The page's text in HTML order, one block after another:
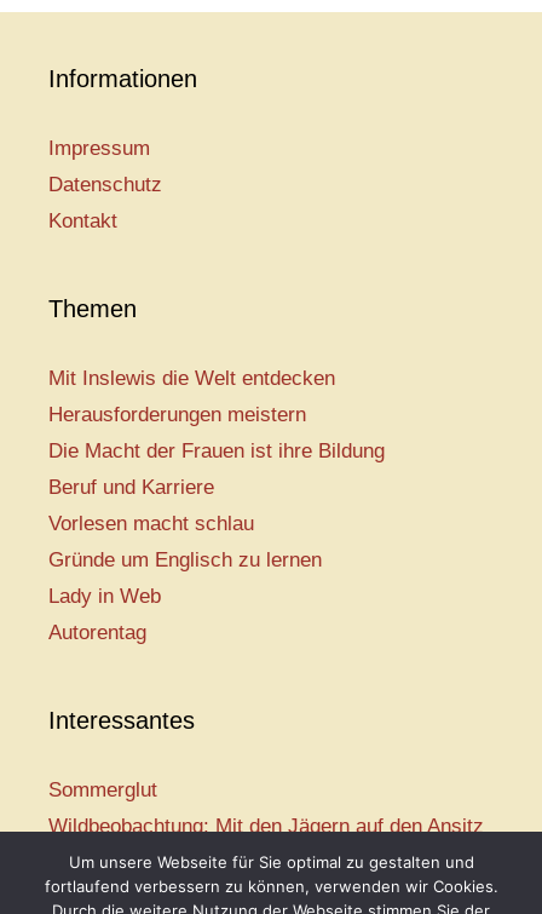
Informationen
Impressum
Datenschutz
Kontakt
Themen
Mit Inslewis die Welt entdecken
Herausforderungen meistern
Die Macht der Frauen ist ihre Bildung
Beruf und Karriere
Vorlesen macht schlau
Gründe um Englisch zu lernen
Lady in Web
Autorentag
Interessantes
Sommerglut
Wildbeobachtung: Mit den Jägern auf den Ansitz
Mir ist so heiß
Mission: Rettungsschwimmer
Um unsere Webseite für Sie optimal zu gestalten und
fortlaufend verbessern zu können, verwenden wir Cookies.